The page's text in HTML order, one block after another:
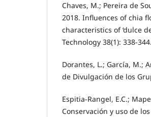
Chaves, M.; Pereira de
2018. Influences of chia
characteristics of ‘dulce
Technology 38(1): 338-344.
Dorantes, L.; García, M.;
de Divulgación de los
Espitia-Rangel, E.C.;
Conservación y uso de